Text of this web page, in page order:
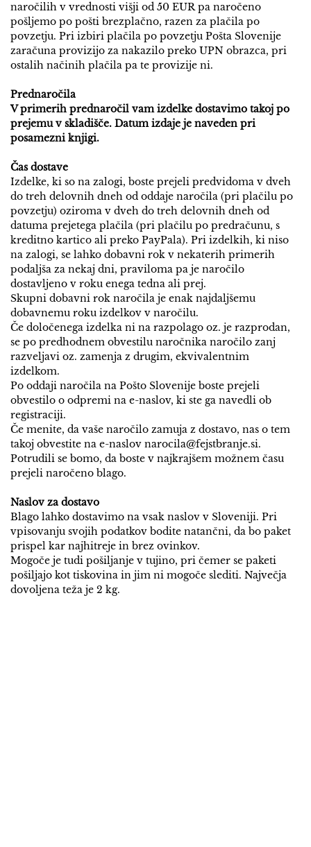
naročilih v vrednosti višji od 50 EUR pa naročeno
pošljemo po pošti brezplačno, razen za plačila po
povzetju. Pri izbiri plačila po povzetju Pošta Slovenije
zaračuna provizijo za nakazilo preko UPN obrazca, pri
ostalih načinih plačila pa te provizije ni.
Prednaročila
V primerih prednaročil vam izdelke dostavimo takoj po
prejemu v skladišče. Datum izdaje je naveden pri
posamezni knjigi.
Čas dostave
Izdelke, ki so na zalogi, boste prejeli predvidoma v dveh
do treh delovnih dneh od oddaje naročila (pri plačilu po
povzetju) oziroma v dveh do treh delovnih dneh od
datuma prejetega plačila (pri plačilu po predračunu, s
kreditno kartico ali preko PayPala). Pri izdelkih, ki niso
na zalogi, se lahko dobavni rok v nekaterih primerih
podaljša za nekaj dni, praviloma pa je naročilo
dostavljeno v roku enega tedna ali prej.
Skupni dobavni rok naročila je enak najdaljšemu
dobavnemu roku izdelkov v naročilu.
Če določenega izdelka ni na razpolago oz. je razprodan,
se po predhodnem obvestilu naročnika naročilo zanj
razveljavi oz. zamenja z drugim, ekvivalentnim
izdelkom.
Po oddaji naročila na Pošto Slovenije boste prejeli
obvestilo o odpremi na e-naslov, ki ste ga navedli ob
registraciji.
Če menite, da vaše naročilo zamuja z dostavo, nas o tem
takoj obvestite na e-naslov narocila@fejstbranje.si.
Potrudili se bomo, da boste v najkrajšem možnem času
prejeli naročeno blago.
Naslov za dostavo
Blago lahko dostavimo na vsak naslov v Sloveniji. Pri
vpisovanju svojih podatkov bodite natančni, da bo paket
prispel kar najhitreje in brez ovinkov.
Mogoče je tudi pošiljanje v tujino, pri čemer se paketi
pošiljajo kot tiskovina in jim ni mogoče slediti. Največja
dovoljena teža je 2 kg.